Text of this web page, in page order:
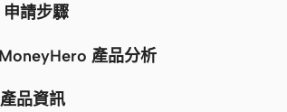
申請步驟
MoneyHero 產品分析
產品資訊